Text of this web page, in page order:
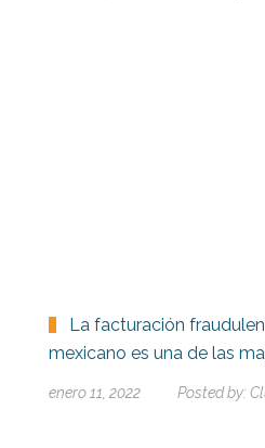
La facturación
mexicano es una de las
enero 11, 2022 Posted by: